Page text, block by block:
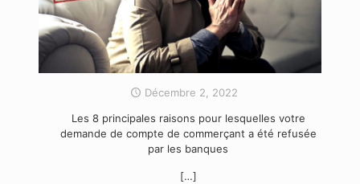
Décembre 2, 2022
Les 8 principales raisons pour lesquelles votre
demande de compte de commerçant a été refusée
par les banques
[…]